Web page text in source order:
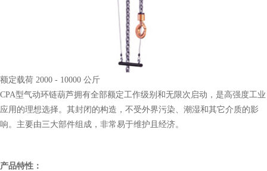
额定载荷 2000 - 10000 公斤
CPA型气动环链葫芦拥有全部额定工作级别和无限次启动，是高强度工业
应用的理想选择。其封闭的构造，不受外界污染、潮湿和其它介质的影
响。主要由三大部件组成，非常易于维护且经济。
产品特性：